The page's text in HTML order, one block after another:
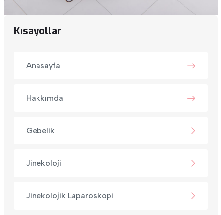
Kısayollar
Anasayfa
Hakkımda
Gebelik
Jinekoloji
Jinekolojik Laparoskopi